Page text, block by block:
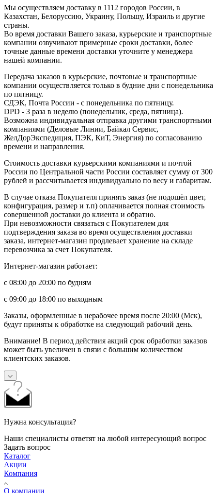
Мы осуществляем доставку в 1112 городов России, в
Казахстан, Белоруссию, Украину, Польшу, Израиль и другие
страны.
Во время доставки Вашего заказа, курьерские и транспортные
компании озвучивают примерные сроки доставки, более
точные данные времени доставки уточните у менеджера
нашей компании.
Передача заказов в курьерские, почтовые и транспортные
компании осуществляется только в будние дни с понедельника
по пятницу.
СДЭК, Почта России - с понедельника по пятницу.
DPD - 3 раза в неделю (понедельник, среда, пятница).
Возможна индивидуальная отправка другими транспортными
компаниями (Деловые Линии, Байкал Сервис,
ЖелДорЭкспедиция, ПЭК, КиТ, Энергия) по согласованию
времени и направления.
Стоимость доставки курьерскими компаниями и почтой
России по Центральной части России составляет сумму от 300
рублей и рассчитывается индивидуально по весу и габаритам.
В случае отказа Покупателя принять заказ (не подошёл цвет,
конфигурация, размер и т.п) оплачивается полная стоимость
совершенной доставки до клиента и обратно.
При невозможности связаться с Покупателем для
подтверждения заказа во время осуществления доставки
заказа, интернет-магазин продлевает хранение на складе
перевозчика за счет Покупателя.
Интернет-магазин работает:
с 08:00 до 20:00 по будням
с 09:00 до 18:00 по выходным
Заказы, оформленные в нерабочее время после 20:00 (Мск),
будут приняты к обработке на следующий рабочий день.
Внимание! В период действия акций срок обработки заказов
может быть увеличен в связи с большим количеством
клиентских заказов.
Нужна консультация?
Наши специалисты ответят на любой интересующий вопрос
Задать вопрос
Каталог
Акции
Компания
О компании